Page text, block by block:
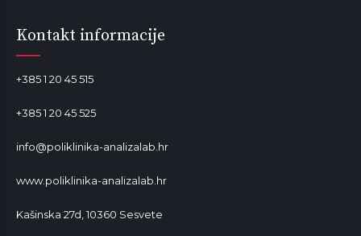
Kontakt informacije
+385 1 20 45 515
+385 1 20 45 525
info@poliklinika-analizalab.hr
www.poliklinika-analizalab.hr
Kašinska 27d, 10360 Sesvete